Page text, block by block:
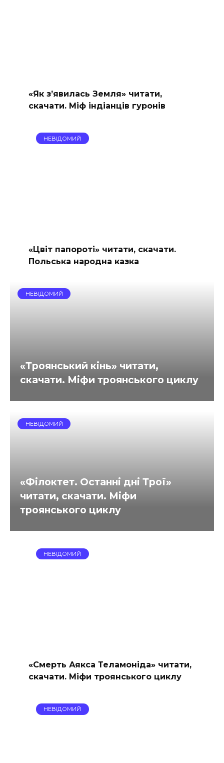
«Як з’явилась Земля» читати,
скачати. Міф індіанців гуронів
НЕВІДОМИЙ
«Цвіт папороті» читати, скачати.
Польська народна казка
НЕВІДОМИЙ
«Троянський кінь» читати,
скачати. Міфи троянського циклу
НЕВІДОМИЙ
«Філоктет. Останні дні Трої»
читати, скачати. Міфи
троянського циклу
НЕВІДОМИЙ
«Смерть Аякса Теламоніда» читати,
скачати. Міфи троянського циклу
НЕВІДОМИЙ